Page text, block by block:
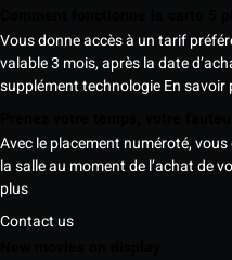
Vous donne accès à un tarif
valable 3 mois, après la date
supplément technologieEn savoir
Avec le placement numéroté,
la salle au moment de l’achat de
plus
Contact us